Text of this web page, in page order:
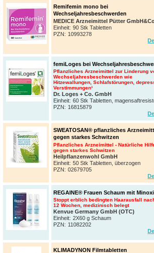
Remifemin mono bei
Wechseljahresbeschwerden
MEDICE Arzneimittel Pütter
Einheit: 90 Stk Tabletten
PZN : 10993278
femiLoges bei
Pflanzliches Arzneimittel zur Linderung
Wechseljahresbeschwerden wie
Hitzewallungen, Schlafstörungen,
Verstimmungen¹
Dr. Loges + Co. GmbH
Einheit: 60 Stk Tabletten,
PZN: 16815879
SWEATOSAN® pflanzliches
gegen starkes Schwitzen
Pflanzliches Arzneimittel - Natürliche
gegen starkes Schwitzen
Heilpflanzenwohl GmbH
Einheit: 50 Stk Tabletten, überzogen
PZN: 02679705
REGAINE® Frauen Schaum mit
Stoppt erblich bedingten Haarausfall
12 Wochen, medizinisch belegt
Kenvue Germany GmbH (OTC)
Einheit: 2X60 g Schaum
PZN : 11082202
KLIMADYNON Filmtabletten